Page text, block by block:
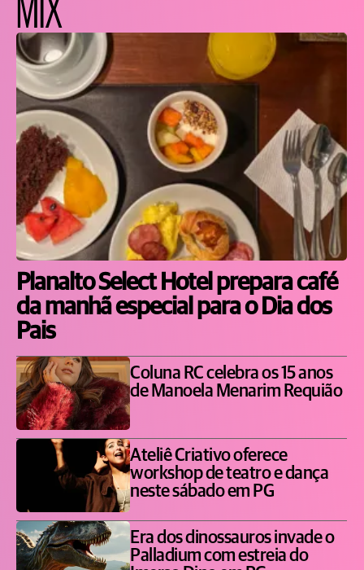
Planalto Select Hotel prepara café
da manhã especial para o Dia dos
Pais
Coluna RC celebra os 15 anos
de Manoela Menarim Requião
Ateliê Criativo oferece
workshop de teatro e dança
neste sábado em PG
Era dos dinossauros invade o
Palladium com estreia do